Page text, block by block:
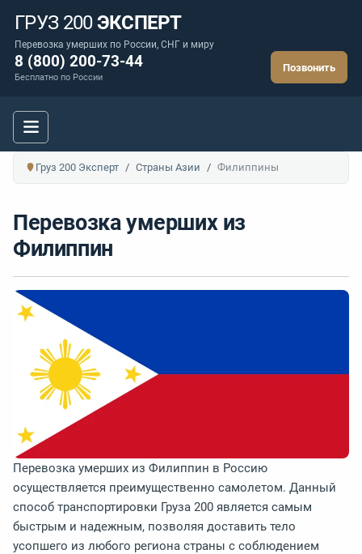
ГРУЗ 200ЭКСПЕРТ
Перевозка умерших по России, СНГ и миру
8 (800) 200-73-44
Бесплатно по России
Позвонить
Груз 200 Эксперт Страны Азии Филиппины
Перевозка умерших из
Филиппин
Перевозка умерших из Филиппин в Россию
осуществляется преимущественно самолетом. Данный
способ транспортировки Груза 200 является самым
быстрым и надежным, позволяя доставить тело
усопшего из любого региона страны с соблюдением